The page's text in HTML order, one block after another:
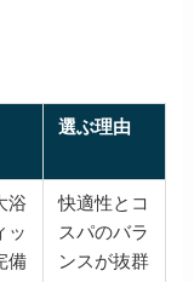
選ぶ理由
浴
ッ
備
快適性とコ
スパのバラ
ンスが抜群